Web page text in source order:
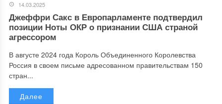
14.03.2025
Джеффри Сакс в Европарламенте подтвердил
позиции Ноты ОКР о признании США страной
агрессором
В августе 2024 года Король Объединенного Королевства
Россия в своем письме адресованном правительствам 150
стран...
Далее